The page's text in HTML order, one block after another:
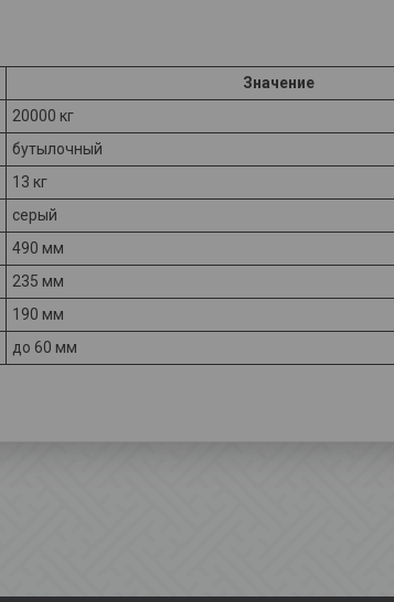
Значение
20000 кг
бутылочный
13 кг
серый
490 мм
235 мм
190 мм
до 60 мм